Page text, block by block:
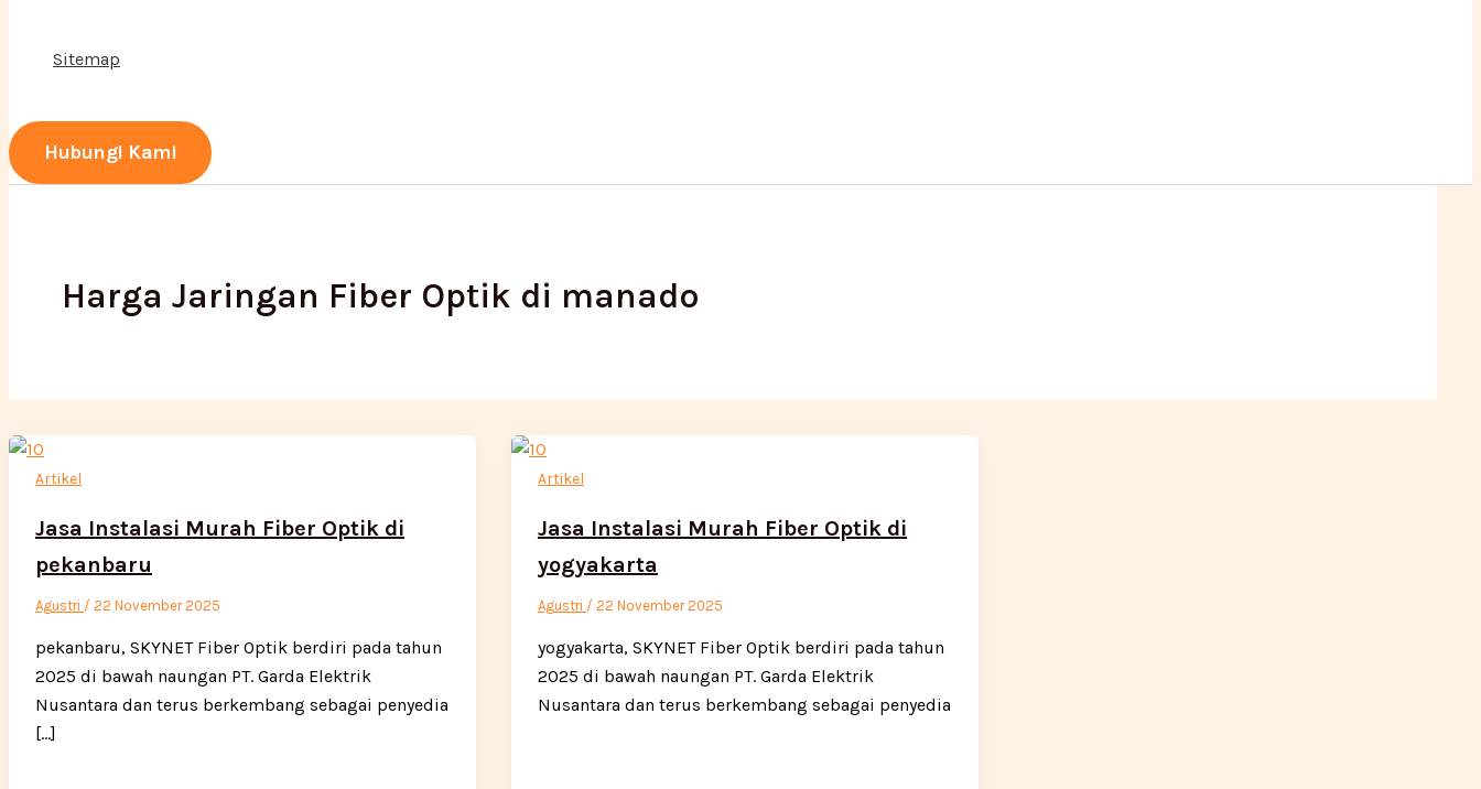
Sitemap
Hubungi Kami
Harga Jaringan Fiber Optik di manado
Artikel
Jasa Instalasi Murah Fiber Optik di
pekanbaru
Agustri / 22 November 2025
pekanbaru, SKYNET Fiber Optik berdiri pada tahun
2025 di bawah naungan PT. Garda Elektrik
Nusantara dan terus berkembang sebagai penyedia
[…]
Artikel
Jasa Instalasi Murah Fiber Optik di
yogyakarta
Agustri / 22 November 2025
yogyakarta, SKYNET Fiber Optik berdiri pada tahun
2025 di bawah naungan PT. Garda Elektrik
Nusantara dan terus berkembang sebagai penyedia